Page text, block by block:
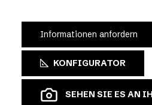
Informationen anfordern
KONFIGURATOR
SEHEN SIE ES AN